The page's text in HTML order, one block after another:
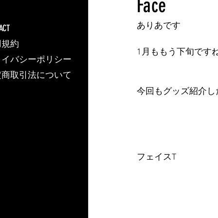
Face
ありあです
1月ももう下旬です
今回もグッズ紹介
フェイスT
約
バシーポリシー
取引法について